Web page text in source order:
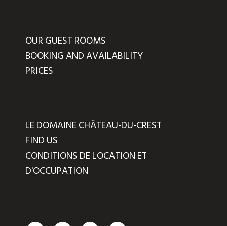
OUR GUEST ROOMS
BOOKING AND AVAILABILITY
PRICES
LE DOMAINE CHÂTEAU-DU-CREST
FIND US
CONDITIONS DE LOCATION ET
D'OCCUPATION